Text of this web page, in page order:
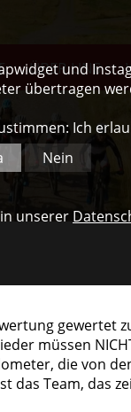
ÜBER UNS
gewertet
müssen
die von
das Team, das
und
übertragen
Ich
Nein
unserer